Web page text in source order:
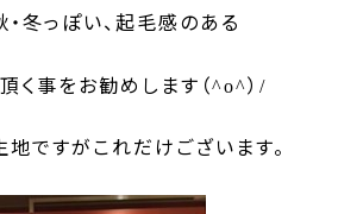
冬っぽい、起毛感のある
く事をお勧めします（^o^） /
地ですがこれだけございます。